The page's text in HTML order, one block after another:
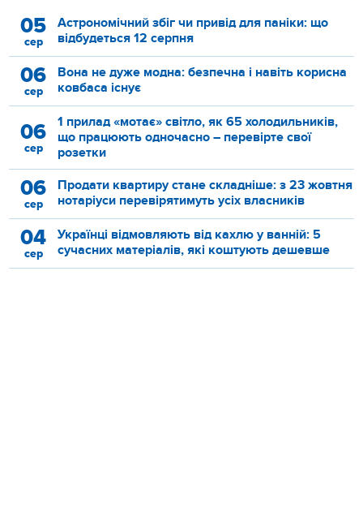
05
сер
Астрономічний збіг чи привід для паніки: що
відбудеться 12 серпня
06
сер
Вона не дуже модна: безпечна і навіть корисна
ковбаса існує
06
сер
1 прилад «мотає» світло, як 65 холодильників,
що працюють одночасно – перевірте свої
розетки
06
сер
Продати квартиру стане складніше: з 23 жовтня
нотаріуси перевірятимуть усіх власників
04
сер
Українці відмовляють від кахлю у ванній: 5
сучасних матеріалів, які коштують дешевше